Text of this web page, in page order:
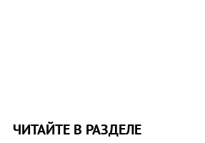
ЧИТАЙТЕ В РАЗДЕЛЕ